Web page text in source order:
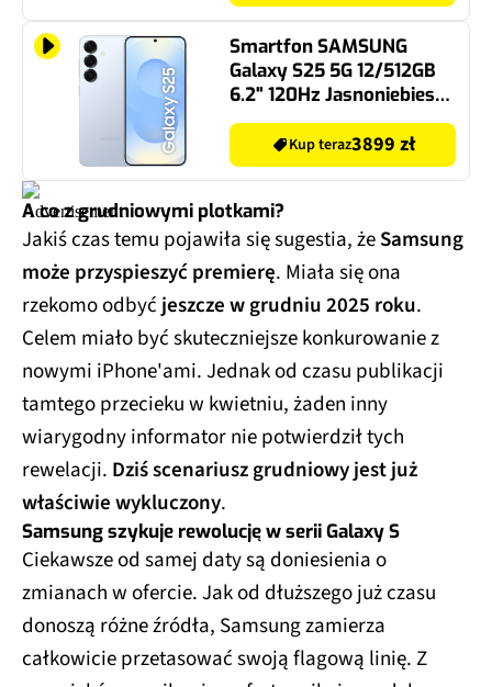
Smartfon SAMSUNG
Galaxy S25 5G 12/512GB
6.2" 120Hz Jasnoniebieski
SM-S931
Kup teraz3899 zł
A co z grudniowymi plotkami?
Jakiś czas temu pojawiła się sugestia, żeSamsung
może przyspieszyć premierę. Miała się ona
rzekomo odbyć jeszcze w grudniu 2025 roku.
Celem miało być skuteczniejsze konkurowanie z
nowymi iPhone'ami. Jednak od czasu publikacji
tamtego przecieku w kwietniu, żaden inny
wiarygodny informator nie potwierdził tych
rewelacji. Dziś scenariusz grudniowy jest już
właściwie wykluczony.
Samsung szykuje rewolucję w serii Galaxy S
Ciekawsze od samej daty są doniesienia o
zmianach w ofercie. Jak od dłuższego już czasu
donoszą różne źródła, Samsung zamierza
całkowicie przetasować swoją flagową linię. Z